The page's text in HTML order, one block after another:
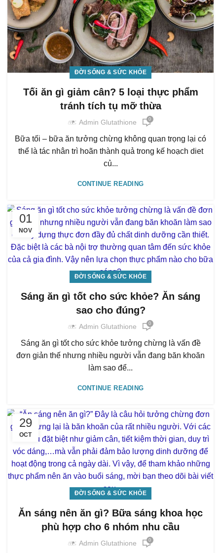
ĐỜI SỐNG & SỨC KHỎE
Tối ăn gì giảm cân? 5 loại thực phẩm
tránh tích tụ mỡ thừa
Admin Glutathione 0
Bữa tối – bữa ăn tưởng chừng không quan trọng lại có
thể là tác nhân trì hoãn thành quả trong kế hoạch diet
củ...
CONTINUE READING
01
NOV
ĐỜI SỐNG & SỨC KHỎE
Sáng ăn gì tốt cho sức khỏe? Ăn sáng
sao cho đúng?
Admin Glutathione 0
Sáng ăn gì tốt cho sức khỏe tưởng chừng là vấn đề
đơn giản thế nhưng nhiều người vẫn đang băn khoăn
làm sao để...
CONTINUE READING
29
OCT
ĐỜI SỐNG & SỨC KHỎE
Ăn sáng nên ăn gì? Bữa sáng khoa học
phù hợp cho 6 nhóm nhu cầu
Admin Glutathione 0